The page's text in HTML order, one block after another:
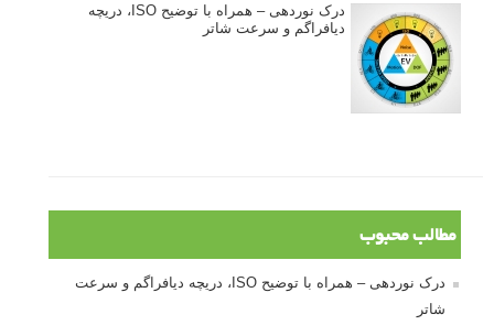
درک نوردهی – همراه با توضیح ISO، دریچه
دیافراگم و سرعت شاتر
مطالب محبوب
درک نوردهی – همراه با توضیح ISO، دریچه دیافراگم و سرعت
شاتر